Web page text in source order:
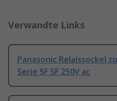
Verwandte Links
Panasonic Relaissockel
Serie SF SF 250V ac